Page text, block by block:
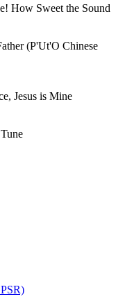
How Sweet the Sound
(P'Ut'O Chinese
Jesus is Mine